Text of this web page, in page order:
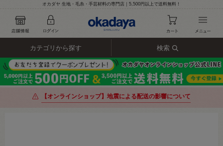
オカダヤ 生地・毛糸・手芸材料の専門店｜5,500円以上で送料無料！
カテゴリから探す 検索
【オンラインショップ】地震による配送の影響について